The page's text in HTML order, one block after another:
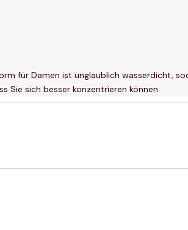
für Damen ist unglaublich wasserdicht,
Sie sich besser konzentrieren können.